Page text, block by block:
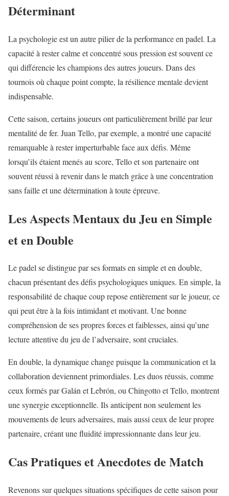
Déterminant
La psychologie est un autre pilier de la performance en padel. La
capacité à rester calme et concentré sous pression est souvent ce
qui différencie les champions des autres joueurs. Dans des
tournois où chaque point compte, la résilience mentale devient
indispensable.
Cette saison, certains joueurs ont particulièrement brillé par leur
mentalité de fer. Juan Tello, par exemple, a montré une capacité
remarquable à rester imperturbable face aux défis. Même
lorsqu’ils étaient menés au score, Tello et son partenaire ont
souvent réussi à revenir dans le match grâce à une concentration
sans faille et une détermination à toute épreuve.
Les Aspects Mentaux du Jeu en Simple
et en Double
Le padel se distingue par ses formats en simple et en double,
chacun présentant des défis psychologiques uniques. En simple, la
responsabilité de chaque coup repose entièrement sur le joueur, ce
qui peut être à la fois intimidant et motivant. Une bonne
compréhension de ses propres forces et faiblesses, ainsi qu’une
lecture attentive du jeu de l’adversaire, sont cruciales.
En double, la dynamique change puisque la communication et la
collaboration deviennent primordiales. Les duos réussis, comme
ceux formés par Galán et Lebrón, ou Chingotto et Tello, montrent
une synergie exceptionnelle. Ils anticipent non seulement les
mouvements de leurs adversaires, mais aussi ceux de leur propre
partenaire, créant une fluidité impressionnante dans leur jeu.
Cas Pratiques et Anecdotes de Match
Revenons sur quelques situations spécifiques de cette saison pour